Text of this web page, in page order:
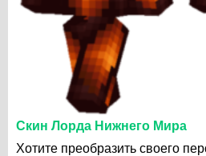
Скин Лорда Нижнего Мира
Хотите преобразить своего